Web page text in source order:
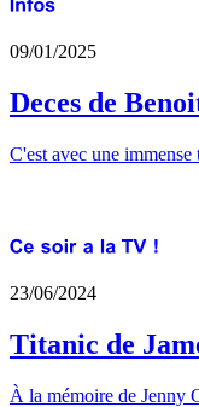
09/01/2025
Deces de
C'est avec une immense
23/06/2024
Titanic de
À la mémoire de Jenny